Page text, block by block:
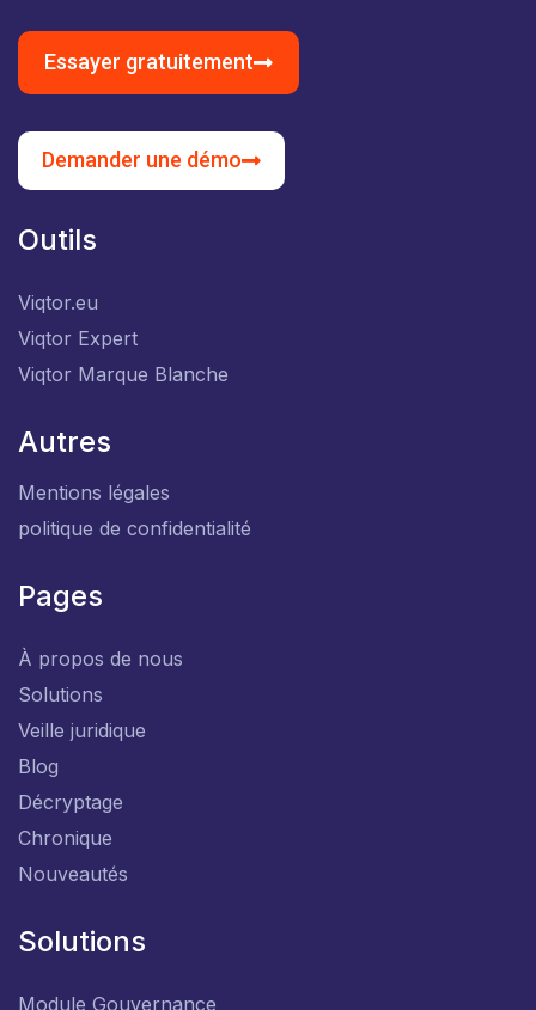
Essayer gratuitement
Demander une démo
Outils
Viqtor.eu
Viqtor Expert
Viqtor Marque Blanche
Autres
Mentions légales
politique de confidentialité
Pages
À propos de nous
Solutions
Veille juridique
Blog
Décryptage
Chronique
Nouveautés
Solutions
Module Gouvernance